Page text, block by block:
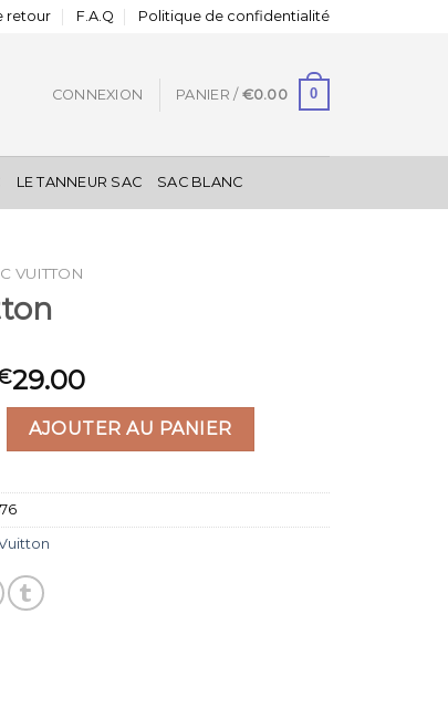
retour F.A.Q Politique de confidentialité
CONNEXION PANIER / €0.00 0
LE TANNEUR SAC SAC BLANC
VUITTON
29.00
vuitton
AJOUTER AU PANIER